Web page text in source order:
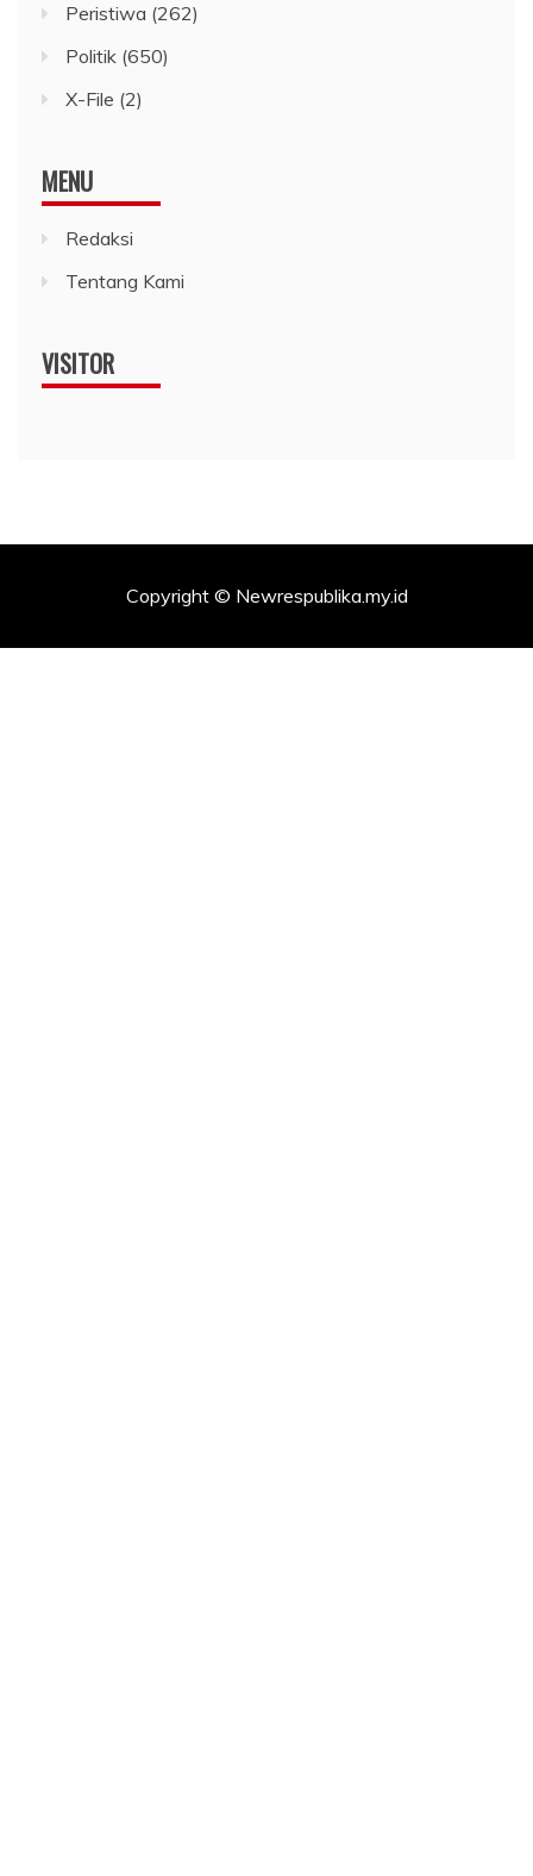
Peristiwa (262)
Politik (650)
X-File (2)
MENU
Redaksi
Tentang Kami
VISITOR
Copyright © Newrespublika.my.id